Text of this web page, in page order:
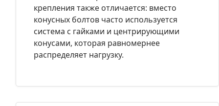
крепления также отличается: вместо
конусных болтов часто используется
система с гайками и центрирующими
конусами, которая равномернее
распределяет нагрузку.